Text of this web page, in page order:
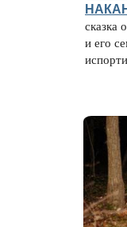
сказка
и его